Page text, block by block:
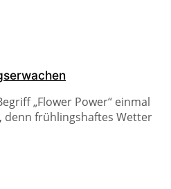
„Flower Power“ einmal
frühlingshaftes Wetter